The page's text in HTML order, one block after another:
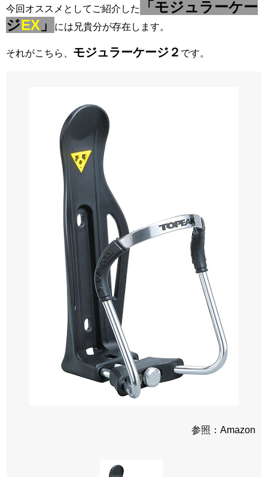
今回オススメとしてご紹介した
「モジュラーケー
ジEX 」 には兄貴分が存在します。
それがこちら、 モジュラーケージ２ です。
参照：Amazon